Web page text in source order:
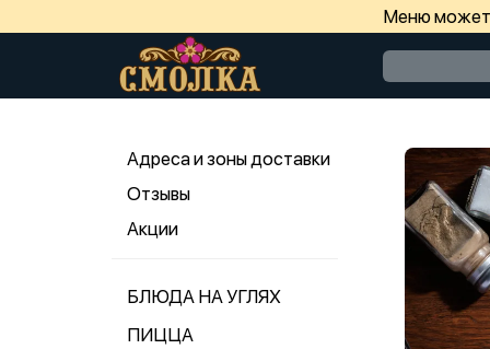
Меню может
Адреса и зоны доставки
Отзывы
Акции
БЛЮДА НА УГЛЯХ
ПИЦЦА